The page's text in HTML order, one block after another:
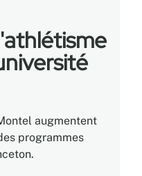
augmentent
programmes